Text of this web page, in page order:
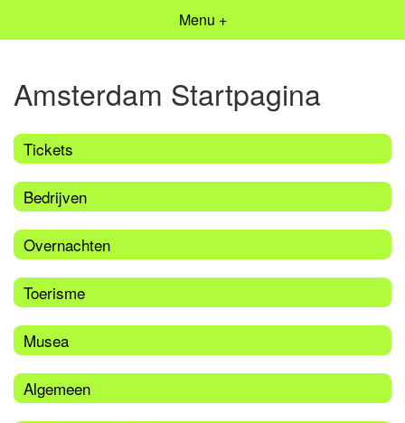
Menu +
Amsterdam Startpagina
Tickets
Bedrijven
Overnachten
Toerisme
Musea
Algemeen